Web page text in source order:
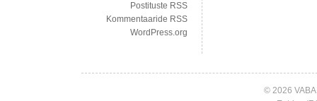
Postituste RSS
Kommentaaride RSS
WordPress.org
© 2026